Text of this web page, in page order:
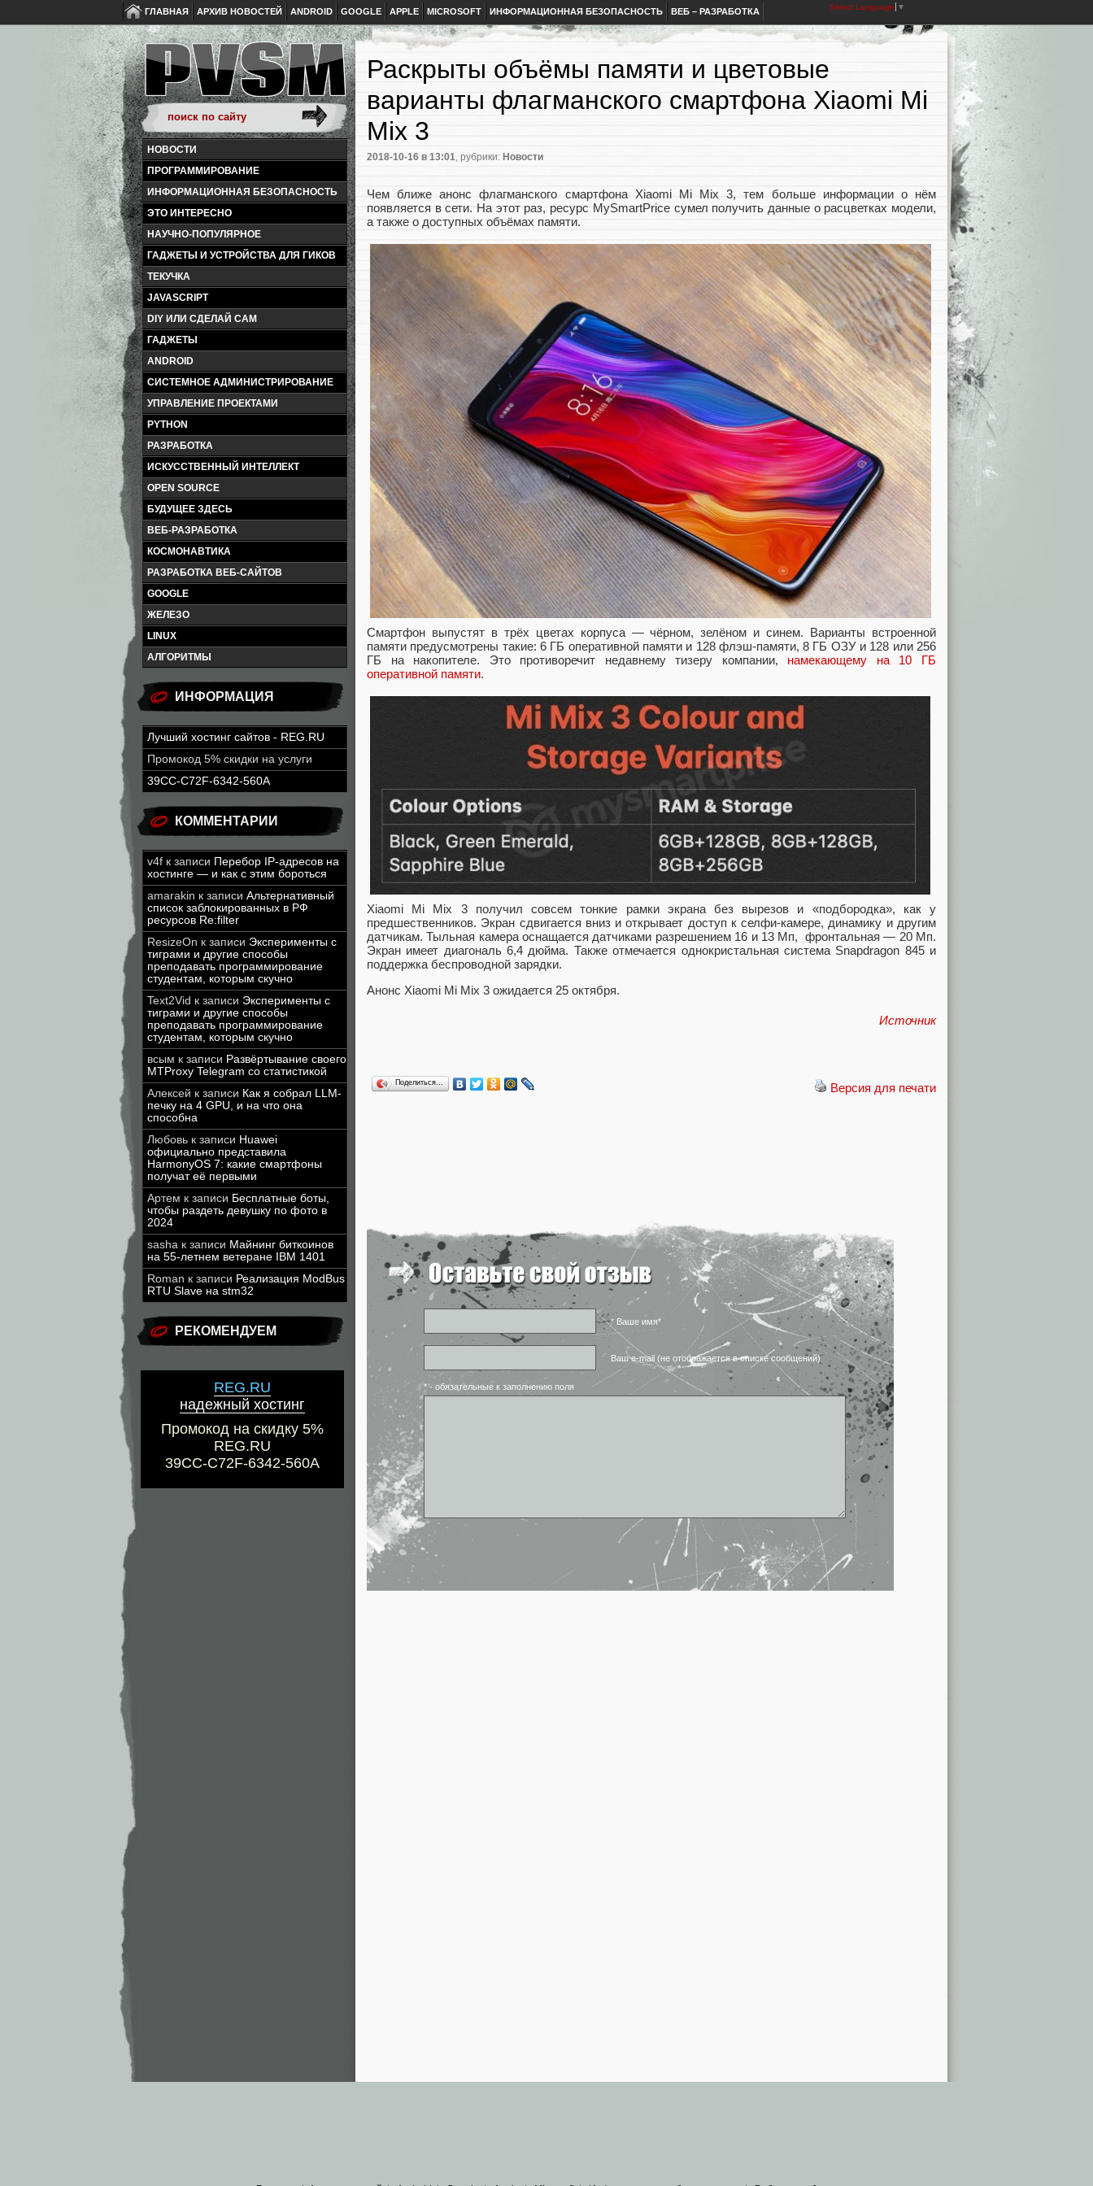
ГЛАВНАЯ АРХИВ НОВОСТЕЙ ANDROID GOOGLE APPLE MICROSOFT ИНФОРМАЦИОННАЯ БЕЗОПАСНОСТЬ ВЕБ – РАЗРАБОТКА Select Language ▼
НОВОСТИ
ПРОГРАММИРОВАНИЕ
ИНФОРМАЦИОННАЯ БЕЗОПАСНОСТЬ
ЭТО ИНТЕРЕСНО
НАУЧНО-ПОПУЛЯРНОЕ
ГАДЖЕТЫ И УСТРОЙСТВА ДЛЯ ГИКОВ
ТЕКУЧКА
JAVASCRIPT
DIY ИЛИ СДЕЛАЙ САМ
ГАДЖЕТЫ
ANDROID
СИСТЕМНОЕ АДМИНИСТРИРОВАНИЕ
УПРАВЛЕНИЕ ПРОЕКТАМИ
PYTHON
РАЗРАБОТКА
ИСКУССТВЕННЫЙ ИНТЕЛЛЕКТ
OPEN SOURCE
БУДУЩЕЕ ЗДЕСЬ
ВЕБ-РАЗРАБОТКА
КОСМОНАВТИКА
РАЗРАБОТКА ВЕБ-САЙТОВ
GOOGLE
ЖЕЛЕЗО
LINUX
АЛГОРИТМЫ
ИНФОРМАЦИЯ
Лучший хостинг сайтов - REG.RU
Промокод 5% скидки на услуги
39CC-C72F-6342-560A
КОММЕНТАРИИ
v4f к записи Перебор IP-адресов на
хостинге — и как с этим бороться
amarakin к записи Альтернативный
список заблокированных в РФ
ресурсов Re:filter
ResizeOn к записи Эксперименты с
тиграми и другие способы
преподавать программирование
студентам, которым скучно
Text2Vid к записи Эксперименты с
тиграми и другие способы
преподавать программирование
студентам, которым скучно
всым к записи Развёртывание своего
MTProxy Telegram со статистикой
Алексей к записи Как я собрал LLM-
печку на 4 GPU, и на что она
способна
Любовь к записи Huawei
официально представила
HarmonyOS 7: какие смартфоны
получат её первыми
Артем к записи Бесплатные боты,
чтобы раздеть девушку по фото в
2024
sasha к записи Майнинг биткоинов
на 55-летнем ветеране IBM 1401
Roman к записи Реализация ModBus
RTU Slave на stm32
РЕКОМЕНДУЕМ
REG.RU
надежный хостинг
Промокод на скидку 5%
REG.RU
39CC-C72F-6342-560A
Раскрыты объёмы памяти и цветовые
варианты флагманского смартфона Xiaomi Mi
Mix 3
2018-10-16 в 13:01, рубрики: Новости
Чем ближе анонс флагманского смартфона Xiaomi Mi Mix 3, тем больше информации о нём
появляется в сети. На этот раз, ресурс MySmartPrice сумел получить данные о расцветках модели,
а также о доступных объёмах памяти.
Смартфон выпустят в трёх цветах корпуса — чёрном, зелёном и синем. Варианты встроенной
памяти предусмотрены такие: 6 ГБ оперативной памяти и 128 флэш-памяти, 8 ГБ ОЗУ и 128 или 256
ГБ на накопителе. Это противоречит недавнему тизеру компании, намекающему на 10 ГБ
оперативной памяти.
Xiaomi Mi Mix 3 получил совсем тонкие рамки экрана без вырезов и «подбородка», как у
предшественников. Экран сдвигается вниз и открывает доступ к селфи-камере, динамику и другим
датчикам. Тыльная камера оснащается датчиками разрешением 16 и 13 Мп, фронтальная — 20 Мп.
Экран имеет диагональ 6,4 дюйма. Также отмечается однокристальная система Snapdragon 845 и
поддержка беспроводной зарядки.
Анонс Xiaomi Mi Mix 3 ожидается 25 октября.
Источник
Версия для печати
Поделиться…
* Ваше имя*
Ваш e-mail (не отображается в списке сообщений)
* - обязательные к заполнению поля